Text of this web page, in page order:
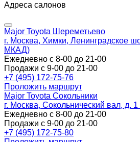
Адреса салонов
Major Toyota Шереметьево
г. Москва, Химки, Ленинградское
МКАД)
Ежедневно с 8-00 до 21-00
Продажи с 9-00 до 21-00
+7 (495) 172-75-76
Проложить маршрут
Major Toyota Сокольники
г. Москва, Сокольнический вал, д. 1
Ежедневно с 8-00 до 21-00
Продажи с 9-00 до 21-00
+7 (495) 172-75-80